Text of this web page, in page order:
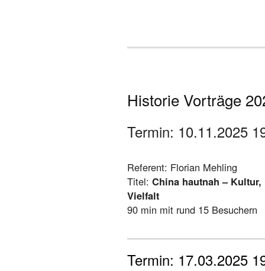
Historie Vorträge
Termin: 10.11.2025
Referent: Florian Mehling
Titel: China hautnah – Kultur,
Vielfalt
90 min mit rund 15 Besuchern
Termin: 17.03.2025